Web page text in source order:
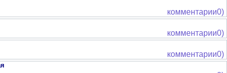
комментарии0)
комментарии0)
комментарии0)